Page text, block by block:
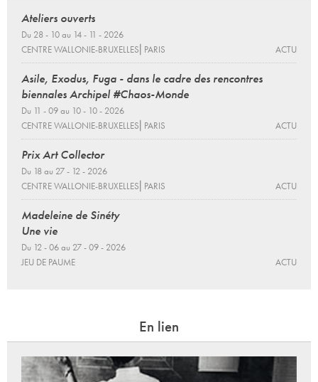
Ateliers ouverts
Du 28 - 10 au 14 - 11 - 2026
CENTRE WALLONIE-BRUXELLES⎜PARIS
ACTU
Asile, Exodus, Fuga - dans le cadre des rencontres
biennales Archipel #Chaos-Monde
Du 11 - 09 au 10 - 10 - 2026
CENTRE WALLONIE-BRUXELLES⎜PARIS
ACTU
Prix Art Collector
Du 18 au 27 - 12 - 2026
CENTRE WALLONIE-BRUXELLES⎜PARIS
ACTU
Madeleine de Sinéty
Une vie
Du 12 - 06 au 27 - 09 - 2026
JEU DE PAUME
ACTU
En lien